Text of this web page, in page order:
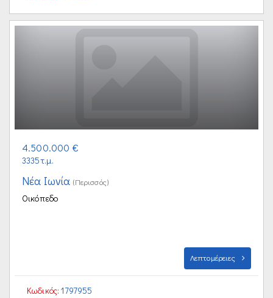
4.500.000 €
3335τ.μ.
Νέα Ιωνία (Περισσός)
Οικόπεδο
Λεπτομέρειες
Κωδικός: 1797955